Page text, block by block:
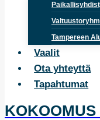
Tampereen
Vaalit
Ota yhteyttä
Tapahtumat